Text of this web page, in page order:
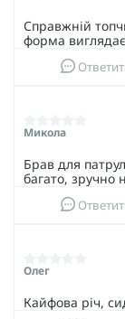
Справжній
форма виглядає
Микола
Брав для
багато, зручно
Олег
Кайфова річ,